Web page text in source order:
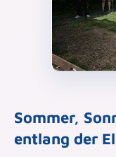
Sommer,
entlang der